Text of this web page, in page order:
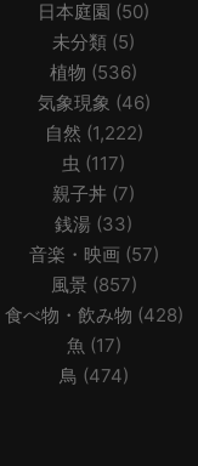
日本庭園 (50)
未分類 (5)
植物 (536)
気象現象 (46)
自然 (1,222)
虫 (117)
親子丼 (7)
銭湯 (33)
音楽・映画 (57)
風景(857)
食べ物・飲み物 (428)
魚 (17)
鳥 (474)